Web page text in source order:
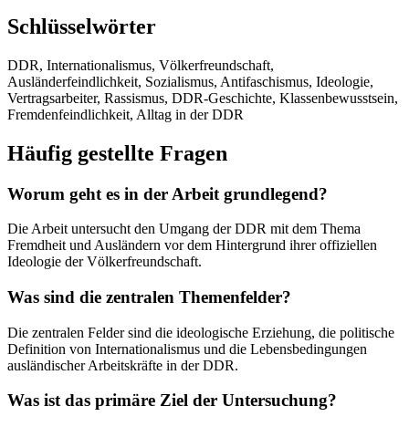
Schlüsselwörter
DDR, Internationalismus, Völkerfreundschaft,
Ausländerfeindlichkeit, Sozialismus, Antifaschismus, Ideologie,
Vertragsarbeiter, Rassismus, DDR-Geschichte, Klassenbewusstsein,
Fremdenfeindlichkeit, Alltag in der DDR
Häufig gestellte Fragen
Worum geht es in der Arbeit grundlegend?
Die Arbeit untersucht den Umgang der DDR mit dem Thema
Fremdheit und Ausländern vor dem Hintergrund ihrer offiziellen
Ideologie der Völkerfreundschaft.
Was sind die zentralen Themenfelder?
Die zentralen Felder sind die ideologische Erziehung, die politische
Definition von Internationalismus und die Lebensbedingungen
ausländischer Arbeitskräfte in der DDR.
Was ist das primäre Ziel der Untersuchung?